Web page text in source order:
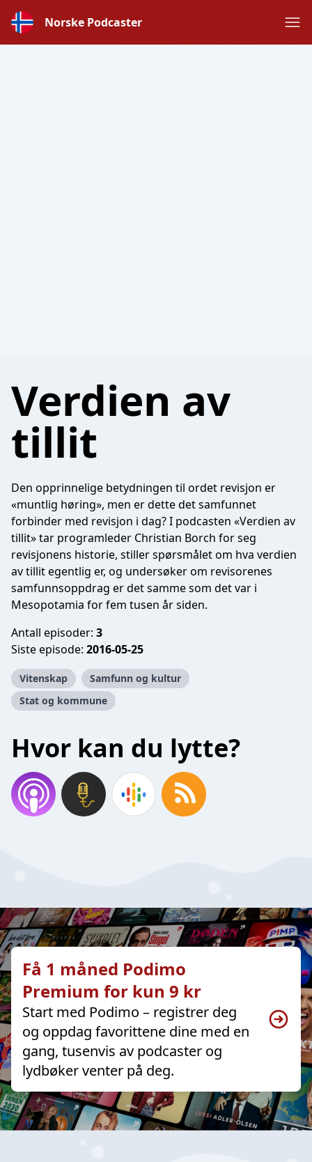
Norske Podcaster
Verdien av
tillit
Den opprinnelige betydningen til ordet revisjon er
«muntlig høring», men er dette det samfunnet
forbinder med revisjon i dag? I podcasten «Verdien av
tillit» tar programleder Christian Borch for seg
revisjonens historie, stiller spørsmålet om hva verdien
av tillit egentlig er, og undersøker om revisorenes
samfunnsoppdrag er det samme som det var i
Mesopotamia for fem tusen år siden.
Antall episoder: 3
Siste episode: 2016-05-25
Vitenskap
Samfunn og kultur
Stat og kommune
Hvor kan du lytte?
Få 1 måned Podimo
Premium for kun 9 kr
Start med Podimo – registrer deg
og oppdag favorittene dine med en
gang, tusenvis av podcaster og
lydbøker venter på deg.